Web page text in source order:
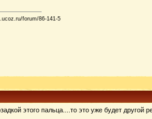
forum/86-141-5
этого пальца....то это уже будет другой